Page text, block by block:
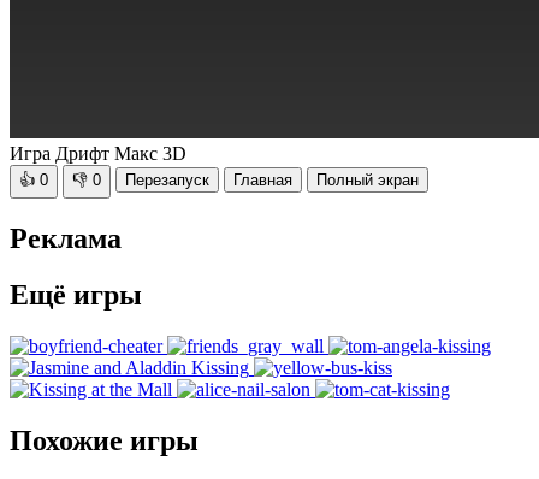
Игра Дрифт Макс 3D
👍 0 👎 0 Перезапуск Главная Полный экран
Реклама
Ещё игры
Похожие игры